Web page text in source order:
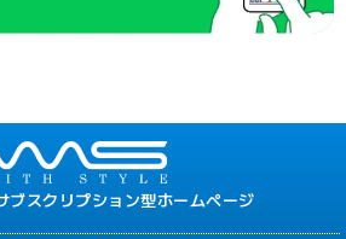
ブスクリプション型ホームページ